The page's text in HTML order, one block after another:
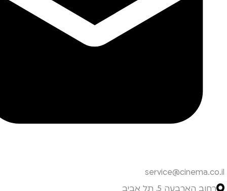
service@cinema.co.il
רחוב הארבעה 5, תל אביב